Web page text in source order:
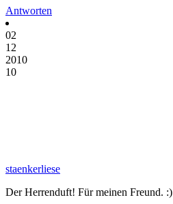
Antworten
02
12
2010
10
staenkerliese
Der Herrenduft! Für meinen Freund. :)